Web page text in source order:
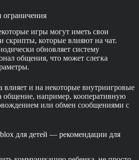
ограничения
игры могут иметь свои
скрипты, которые влияют на чат.
обновляет систему
общения, что может слегка
влияет и на некоторые внутриигровые
общение, например, кооперативную
или обмен сообщениями с
для детей — рекомендации для